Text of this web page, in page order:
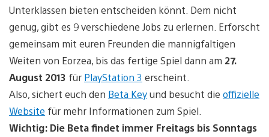
Unterklassen bieten entscheiden könnt. Dem nicht
genug, gibt es 9 verschiedene Jobs zu erlernen. Erforscht
gemeinsam mit euren Freunden die mannigfaltigen
Weiten von Eorzea, bis das fertige Spiel dann am 27.
August 2013 für PlayStation 3 erscheint.
Also, sichert euch den Beta Keyund besucht die offizielle
Website für mehr Informationen zum Spiel.
Wichtig: Die Beta findet immer Freitags bis Sonntags